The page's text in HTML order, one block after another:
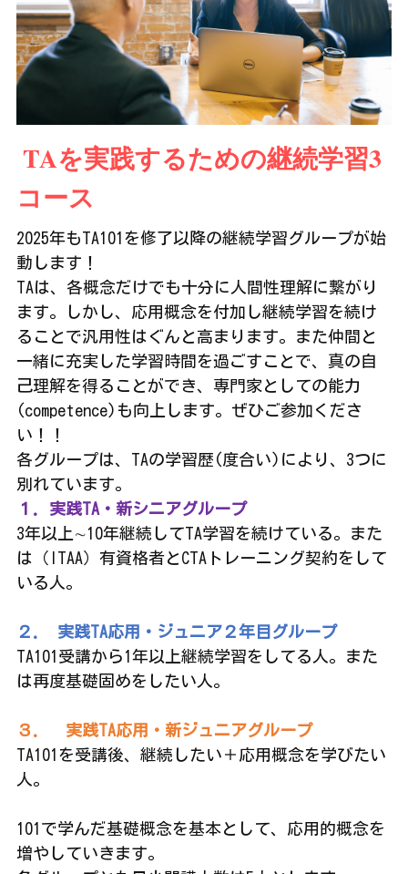
コース
2025年もTA101を修了以降の継続学習グループが始
動します！
TAは、各概念だけでも十分に人間性理解に繋がり
ます。しかし、応用概念を付加し継続学習を続け
ることで汎用性はぐんと高まります。また仲間と
一緒に充実した学習時間を過ごすことで、真の自
己理解を得ることができ、専門家としての能力
(competence)も向上します。ぜひご参加くださ
い！！
各グループは、TAの学習歴(度合い)により、3つに
別れています。
１. 実践TA・新シニアグループ
3年以上∼10年継続してTA学習を続けている。また
は（ITAA）有資格者とCTAトレーニング契約をして
いる人。
２.  実践TA応用・ジュニア２年目グループ
TA101受講から1年以上継続学習をしてる人。また
は再度基礎固めをしたい人。
３.   実践TA応用・新ジュニアグループ
TA101を受講後、継続したい＋応用概念を学びたい
人。
101で学んだ基礎概念を基本として、応用的概念を
増やしていきます。